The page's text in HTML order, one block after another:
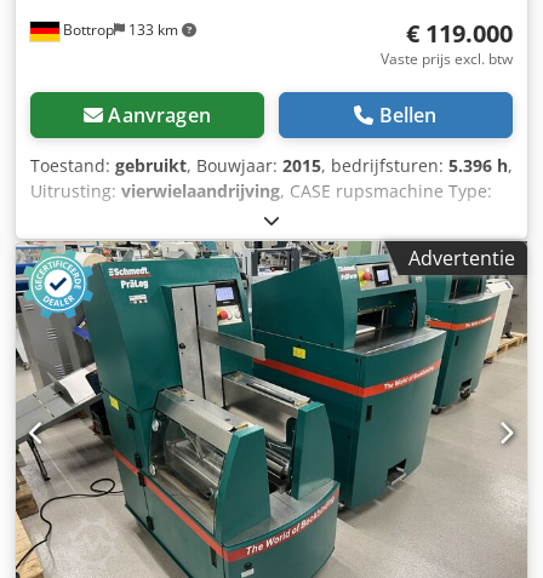
Bottrop 133 km € 119.000
Vaste prijs excl. btw
Aanvragen Bellen
Toestand: gebruikt, Bouwjaar: 2015, bedrijfsturen: 5.396 h,
Uitrusting: vierwielaandrijving, CASE rupsmachine Type:
1650M Leeggewicht: 19.200 kg Vermogen: 122 kW
Bedrijfsuren: 5.396 Uitrusting: Dsdpezhyrmsfx Ahaskr -
Stoelverwarming - Airconditioning - Radio - Achterop
ripper met 3 tanden - Voorste cabinebeschermingen en
roosters - Schuifblad (hydraulisch opklapbaar) Wij
ondersteunen u graag ook op het gebied van
financiering/leasing met onze partners. Alle gegevens
zonder garantie. Wijzigingen en tussentijdse verkoop
voorbehouden.
Advertentie